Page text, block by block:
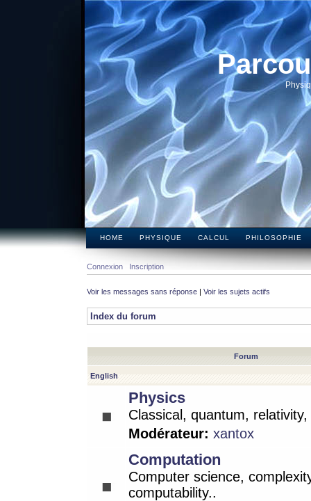
HOME PHYSIQUE CALCUL PHILOSOPHIE
Connexion Inscription
Voir les messages sans réponse | Voir les sujets actifs
Index du forum
Forum
English
Physics
Classical, quantum,
Modérateur: xantox
Computation
Computer science,
computability..